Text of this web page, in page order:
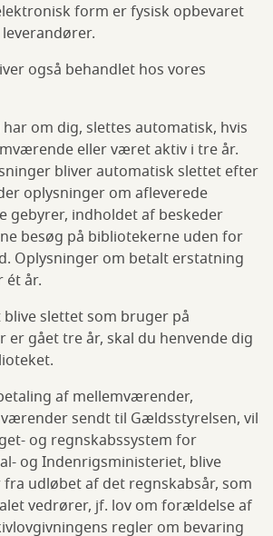
form er fysisk opbevaret
også behandlet hos vores
om dig, slettes automatisk, hvis
eller været aktiv i tre år.
bliver automatisk slettet efter
oplysninger om afleverede
gebyrer, indholdet af beskeder
besøg på bibliotekerne uden for
Oplysninger om betalt erstatning
ét år.
slettet som bruger på
gået tre år, skal du henvende dig
af mellemværender,
sendt til Gældsstyrelsen, vil
og regnskabssystem for
og Indenrigsministeriet, blive
udløbet af det regnskabsår, som
vedrører, jf. lov om forældelse af
regler om bevaring